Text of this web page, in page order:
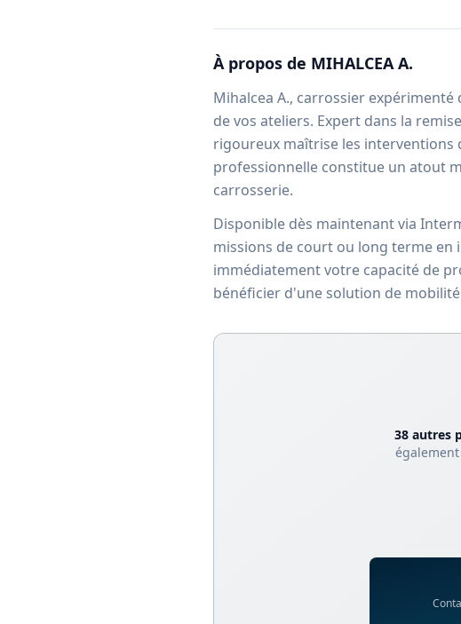
À propos de MIHALCEA A.
Mihalcea A., carrossier
de vos ateliers. Expert dans la
rigoureux maîtrise les interventions
professionnelle constitue un atout
carrosserie.
Disponible dès maintenant via
missions de court ou long terme
immédiatement votre capacité de
bénéficier d'une solution de
38autres